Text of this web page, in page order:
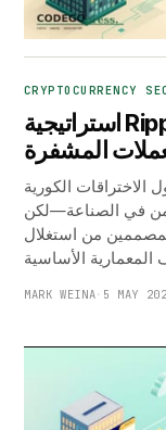
CRYPTOCURRENCY
استراتيجية Ripple الاستخبارية لن تحل مشكلة
المشفرة
الاختراقات الكورية
في الصناعة—لكن
من استغلال
MARK WEINA· 5 MAY